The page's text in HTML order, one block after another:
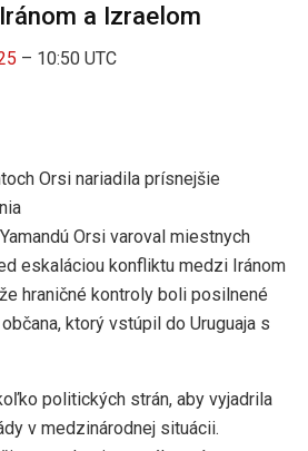
a Izraelom
– 10:50 UTC
Orsi nariadila prísnejšie
Orsi varoval miestnych
eskaláciou konfliktu medzi Iránom
hraničné kontroly boli posilnené
ktorý vstúpil do Uruguaja s
politických strán, aby vyjadrila
v medzinárodnej situácii.